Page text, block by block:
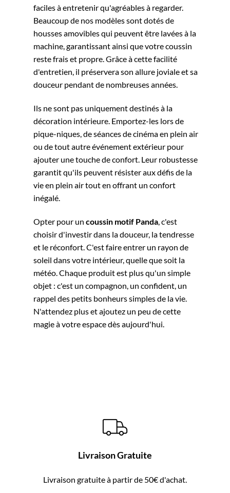
faciles à entretenir qu'agréables à regarder.
Beaucoup de nos modèles sont dotés de
housses amovibles qui peuvent être lavées à la
machine, garantissant ainsi que votre coussin
reste frais et propre. Grâce à cette facilité
d'entretien, il préservera son allure joviale et sa
douceur pendant de nombreuses années.
Ils ne sont pas uniquement destinés à la
décoration intérieure. Emportez-les lors de
pique-niques, de séances de cinéma en plein air
ou de tout autre événement extérieur pour
ajouter une touche de confort. Leur robustesse
garantit qu'ils peuvent résister aux défis de la
vie en plein air tout en offrant un confort
inégalé.
Opter pour un coussin motif Panda , c'est
choisir d'investir dans la douceur, la tendresse
et le réconfort. C'est faire entrer un rayon de
soleil dans votre intérieur, quelle que soit la
météo. Chaque produit est plus qu'un simple
objet : c'est un compagnon, un confident, un
rappel des petits bonheurs simples de la vie.
N'attendez plus et ajoutez un peu de cette
magie à votre espace dès aujourd'hui.
Livraison Gratuite
Livraison gratuite à partir de 50€ d'achat.